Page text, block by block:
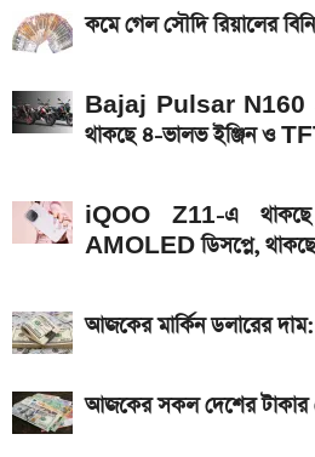
iQOO Z11-এ থাকছে ৬.৮৩
২০২৬ সালের প্রথম পূর্ণগ্রাস
কমে গেল সৌদি রিয়ালের
Bajaj Pulsar N160
থাকছে ৪-ভালভ ইঞ্জিন ও
iQOO Z11-এ থাকছে
AMOLED ডিসপ্লে,
আজকের মার্কিন ডলারের
আজকের সকল দেশের